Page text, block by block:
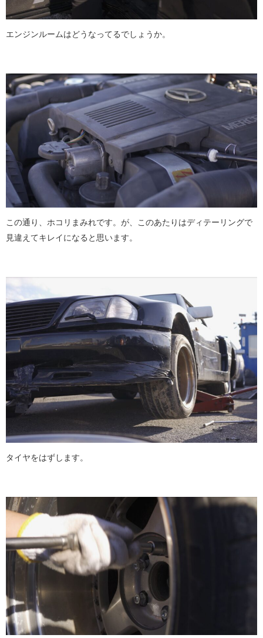
エンジンルームはどうなってるでしょうか。
この通り、ホコリまみれです。が、このあたりはディテーリングで
見違えてキレイになると思います。
タイヤをはずします。